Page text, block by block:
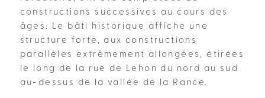
constructions successives au cours des
âges. Le bâti historique affiche une
structure forte, aux constructions
parallèles extrêmement allongées, étirées
le long de la rue de Lehon du nord au sud
au-dessus de la vallée de la Rance.